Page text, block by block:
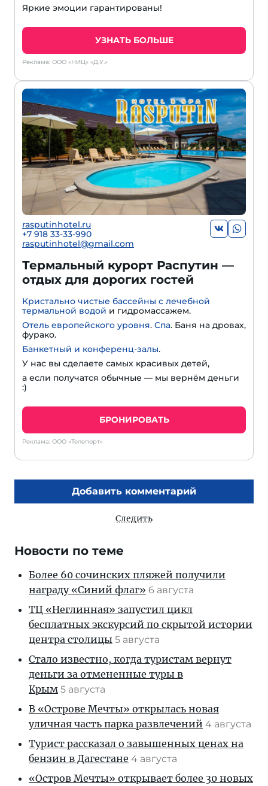
Яркие эмоции гарантированы!
УЗНАТЬ БОЛЬШЕ
Реклама: ООО «НИЦ» «Д.У.»
rasputinhotel.ru
+7 918 33-33-990
rasputinhotel@gmail.com
Термальный курорт Распутин —
отдых для дорогих гостей
Кристально чистые бассейны с лечебной
термальной водой и гидромассажем.
Отель европейского уровня. Спа. Баня на дровах,
фурако.
Банкетный и конференц-залы.
У нас вы сделаете самых красивых детей,
а если получатся обычные — мы вернём деньги
:)
БРОНИРОВАТЬ
Реклама: ООО «Телепорт»
Добавить комментарий
Следить
Новости по теме
Более 60 сочинских пляжей получили
награду «Синий флаг» 6 августа
ТЦ «Неглинная» запустил цикл
бесплатных экскурсий по скрытой истории
центра столицы 5 августа
Стало известно, когда туристам вернут
деньги за отмененные туры в
Крым 5 августа
В «Острове Мечты» открылась новая
уличная часть парка развлечений 4 августа
Турист рассказал о завышенных ценах на
бензин в Дагестане 4 августа
«Остров Мечты» открывает более 30 новых